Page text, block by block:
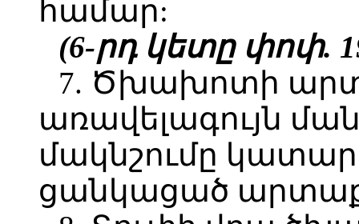
համար:
(6-րդ կետը փոփ.
7. Ծխախոտի
առավելագույն
մակնշումը
ցանկացած